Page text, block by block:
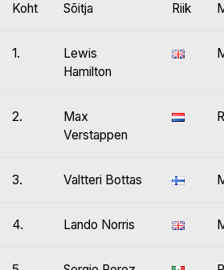
Koht Sõitja Riik
1.
Lewis
Hamilton
2.
Max
Verstappen
3. Valtteri Bottas
4. Lando Norris